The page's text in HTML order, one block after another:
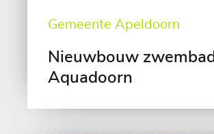
Gemeente Apeldoorn
Nieuwbouw zwembad
Aquadoorn